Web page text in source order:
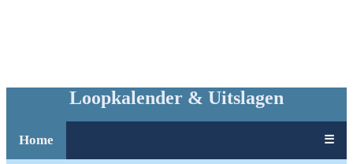
Loopkalender & Uitslagen
Home ☰